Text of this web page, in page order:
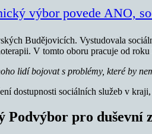
výbor povede ANO,
Budějovicích. Vystudovala
V tomto oboru pracuje od
lidí bojovat s problémy, které by
dostupnosti sociálních služeb v
Podvýbor pro duševní